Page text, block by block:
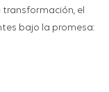
el
bajo la promesa: